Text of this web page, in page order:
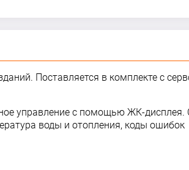
Поставляется в комплекте с
управление с помощью ЖК-
воды и отопления, коды ошибок